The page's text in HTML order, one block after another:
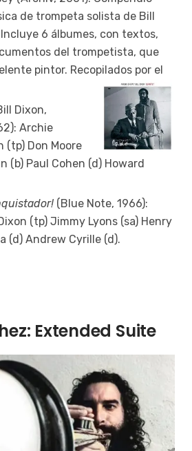
de trompeta solista de Bill
6 álbumes, con textos,
del trompetista, que
pintor. Recopilados por el
Dixon,
Archie
(tp) Don Moore
(b) Paul Cohen (d) Howard
(Blue Note, 1966):
(tp) Jimmy Lyons (sa) Henry
(d) Andrew Cyrille (d).
Extended Suite